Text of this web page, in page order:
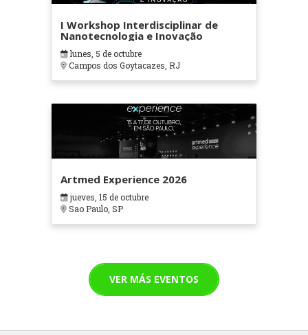
I Workshop Interdisciplinar de
Nanotecnologia e Inovação
lunes, 5 de octubre
Campos dos Goytacazes, RJ
Artmed Experience 2026
jueves, 15 de octubre
Sao Paulo, SP
VER MÁS EVENTOS